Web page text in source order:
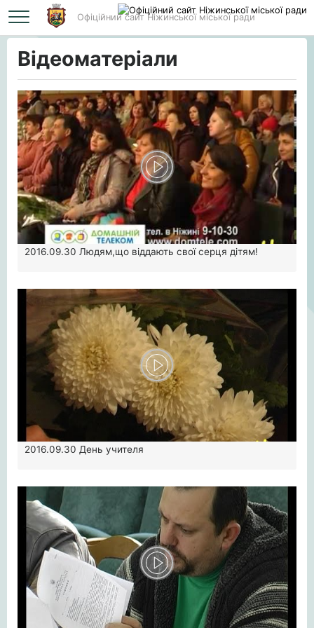
Офіційний сайт Ніжинської міської ради
Головна Відеоматеріали
Відеоматеріали
2016.09.30 Людям,що віддають свої серця дітям!
2016.09.30 День учителя